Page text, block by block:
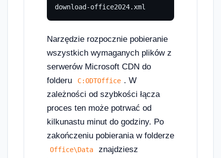
download-office2024.xml
Narzędzie rozpocznie pobieranie
wszystkich wymaganych plików z
serwerów Microsoft CDN do
folderu
C:ODTOffice . W
zależności od szybkości łącza
proces ten może potrwać od
kilkunastu minut do godziny. Po
zakończeniu pobierania w folderze
Office\Data
znajdziesz